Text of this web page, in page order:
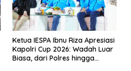
Ketua IESPA Ibnu Riza Apresiasi
Kapolri Cup 2026: Wadah Luar
Biasa, dari Polres hingga